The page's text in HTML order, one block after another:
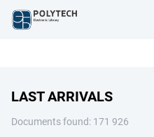
LAST ARRIVALS
Documents found: 171 926